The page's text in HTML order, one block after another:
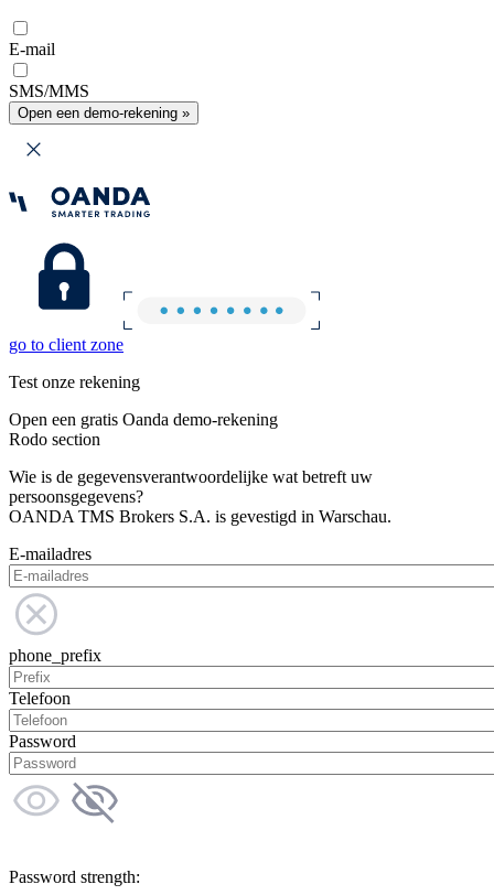
E-mail
SMS/MMS
Open een demo-rekening »
go to client zone
Test onze rekening
Open een gratis Oanda demo-rekening
Rodo section
Wie is de gegevensverantwoordelijke wat betreft uw
persoonsgegevens?
OANDA TMS Brokers S.A. is gevestigd in Warschau.
E-mailadres
phone_prefix
Telefoon
Password
Password strength: